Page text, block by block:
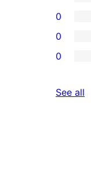
0
0
0
See all